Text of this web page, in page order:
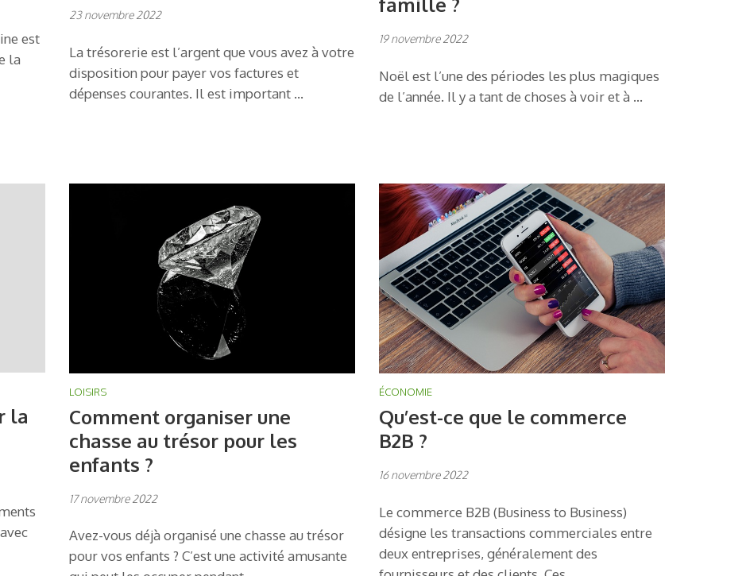
est
la
23 novembre 2022
La trésorerie est l’argent que vous avez à votre
disposition pour payer vos factures et
dépenses courantes. Il est important …
19 novembre 2022
Noël est l’une des périodes les plus magiques
de l’année. Il y a tant de choses à voir et à …
la
LOISIRS
Comment organiser une
chasse au trésor pour les
enfants ?
17 novembre 2022
Avez-vous déjà organisé une chasse au trésor
pour vos enfants ? C’est une activité amusante
ÉCONOMIE
Qu’est-ce que le commerce
B2B ?
16 novembre 2022
Le commerce B2B (Business to Business)
désigne les transactions commerciales entre
deux entreprises, généralement des